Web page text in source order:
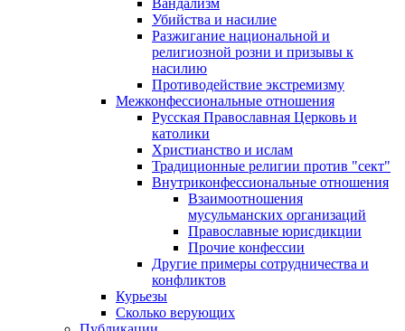
Вандализм
Убийства и насилие
Разжигание национальной и
религиозной розни и призывы к
насилию
Противодействие экстремизму
Межконфессиональные отношения
Русская Православная Церковь и
католики
Христианство и ислам
Традиционные религии против "сект"
Внутриконфессиональные отношения
Взаимоотношения
мусульманских организаций
Православные юрисдикции
Прочие конфессии
Другие примеры сотрудничества и
конфликтов
Курьезы
Сколько верующих